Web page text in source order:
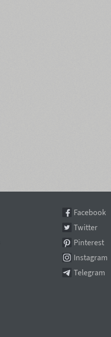
Facebook
Twitter
Pinterest
Instagram
Telegram